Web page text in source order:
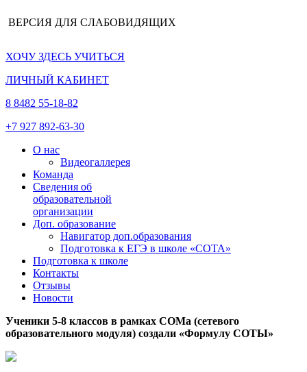
ВЕРСИЯ ДЛЯ СЛАБОВИДЯЩИХ
ХОЧУ ЗДЕСЬ УЧИТЬСЯ
ЛИЧНЫЙ КАБИНЕТ
8 8482 55-18-82
+7 927 892-63-30
О нас
Видеогаллерея
Команда
Сведения об
образовательной
организации
Доп. образование
Навигатор доп.образования
Подготовка к ЕГЭ в школе «СОТА»
Подготовка к школе
Контакты
Отзывы
Новости
Ученики 5-8 классов в рамках СОМа (сетевого
образовательного модуля) создали «Формулу СОТЫ»